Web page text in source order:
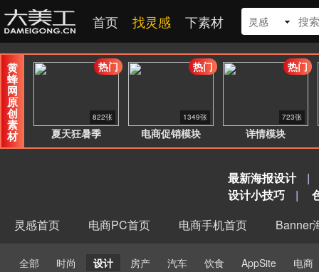
首页 找灵感 下素材 灵感
黄
蜂
网
原
创
素
材 夏天狂暑季
822张
热门
电商促销模块
1349张
热门
详情模块
723张
热门
最新海报设计
|
设计小技巧
|
灵感首页
电商PC首页 电商手机首页 Banner
全部 时尚 设计 房产 汽车 饮食 AppSite
电商